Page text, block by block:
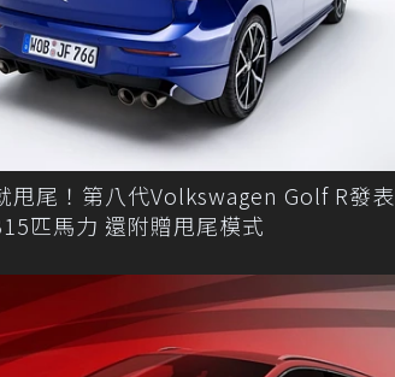
甩尾！第八代Volkswagen Golf R發表
匹馬力 還附贈甩尾模式